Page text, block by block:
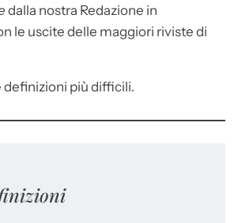
dalla nostra Redazione in
le uscite delle maggiori riviste di
più difficili.